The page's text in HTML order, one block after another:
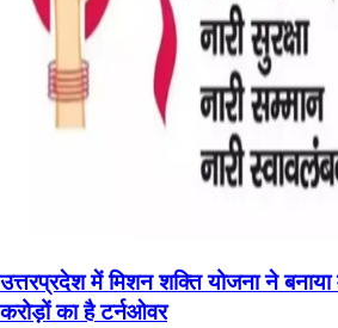
उत्तरप्रदेश में मिशन शक्ति योजना ने
करोड़ों का है टर्नओवर